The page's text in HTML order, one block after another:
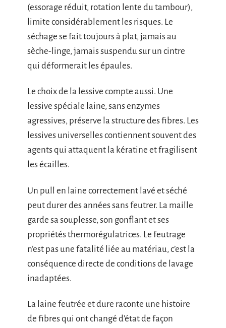
(essorage réduit, rotation lente du tambour),
limite considérablement les risques. Le
séchage se fait toujours à plat, jamais au
sèche-linge, jamais suspendu sur un cintre
qui déformerait les épaules.
Le choix de la lessive compte aussi. Une
lessive spéciale laine, sans enzymes
agressives, préserve la structure des fibres. Les
lessives universelles contiennent souvent des
agents qui attaquent la kératine et fragilisent
les écailles.
Un pull en laine correctement lavé et séché
peut durer des années sans feutrer. La maille
garde sa souplesse, son gonflant et ses
propriétés thermorégulatrices. Le feutrage
n’est pas une fatalité liée au matériau, c’est la
conséquence directe de conditions de lavage
inadaptées.
La laine feutrée et dure raconte une histoire
de fibres qui ont changé d’état de façon